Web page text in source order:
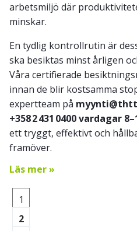
arbetsmiljö där
minskar.
En tydlig kontrollrutin är
ska besiktas minst årligen
Våra certifierade
innan de blir kostsamma
expertteam på
+358 2 431 0400vardagar
ett tryggt, effektivt och
framöver.
Läs mer »
1
2